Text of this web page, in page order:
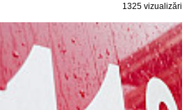
1325 vizualizări